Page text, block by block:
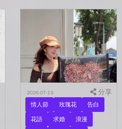
2026-07-13 分享
情人節 玫瑰花
告白
花語
求婚
浪漫